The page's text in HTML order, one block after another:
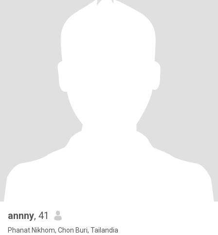
annny, 41
Phanat Nikhom, Chon Buri, Tailandia